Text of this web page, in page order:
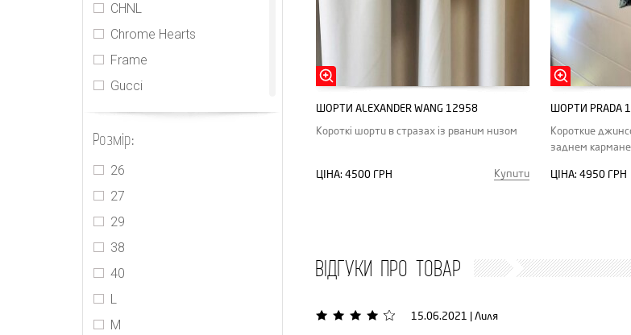
CHNL
Chrome Hearts
Frame
Gucci
Herlian
Isabel Marant
Jacquemus
Loewe
MIU MIU
Off-White
Pony Stone
PRADA
R13
Розмір:
26
27
29
38
40
L
M
ШОРТИ ALEXANDER WANG 12958
Короткі шорти в стразах із рваним низом
ЦІНА: 4500 ГРН Купити
ШОРТИ PRADA
Короткие
заднем кармане
ЦІНА: 4950 ГРН
ВІДГУКИ ПРО ТОВАР
15.06.2021 Лиля